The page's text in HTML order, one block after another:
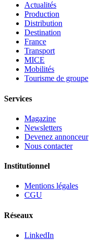
Actualités
Production
Distribution
Destination
France
Transport
MICE
Mobilités
Tourisme de groupe
Services
Magazine
Newsletters
Devenez annonceur
Nous contacter
Institutionnel
Mentions légales
CGU
Réseaux
LinkedIn